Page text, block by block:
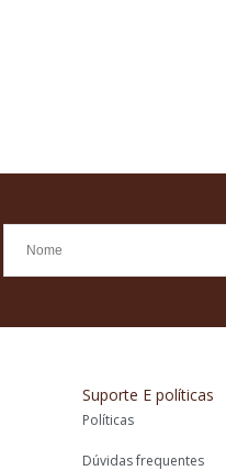
Suporte E políticas
Políticas
Dúvidas frequentes